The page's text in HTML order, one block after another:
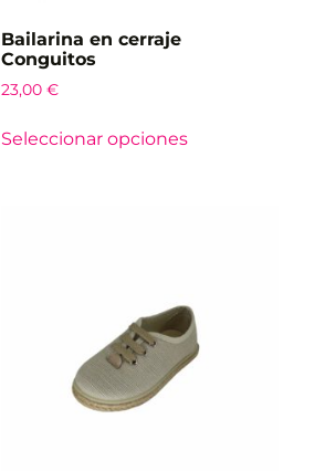
Bailarina en cerraje
Conguitos
23,00 €
Seleccionar opciones